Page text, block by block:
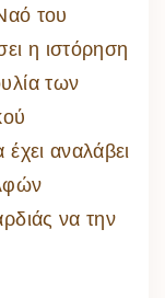
του
η ιστόρηση
των
αναλάβει
να την